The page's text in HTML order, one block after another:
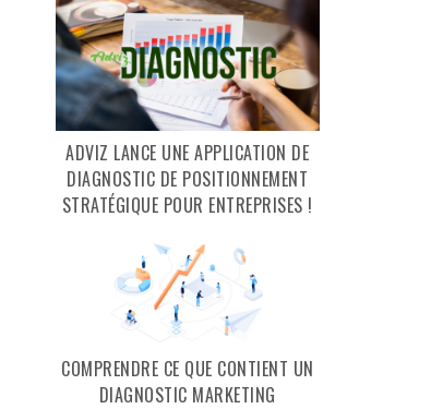
ADVIZ LANCE UNE APPLICATION DE
DIAGNOSTIC DE POSITIONNEMENT
STRATÉGIQUE POUR ENTREPRISES !
COMPRENDRE CE QUE CONTIENT UN
DIAGNOSTIC MARKETING